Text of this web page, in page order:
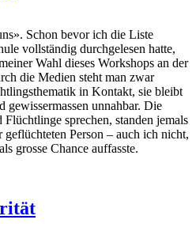
Schon bevor ich die Liste
vollständig durchgelesen hatte,
Wahl dieses Workshops an der
die Medien steht man zwar
in Kontakt, sie bleibt
gewissermassen unnahbar. Die
sprechen, standen jemals
Person – auch ich nicht,
grosse Chance auffasste.